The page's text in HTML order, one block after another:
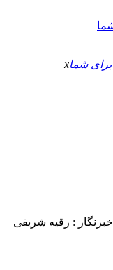
x
خبرنگار : رقیه شریفی